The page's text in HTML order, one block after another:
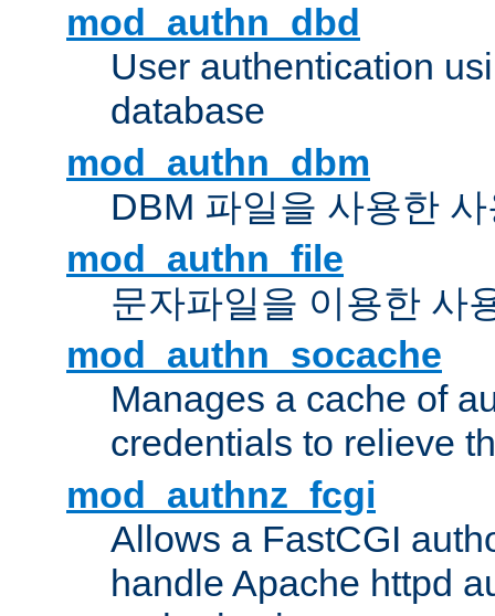
mod_authn_dbd
User authentication
database
mod_authn_dbm
DBM 파일을 사용한
mod_authn_file
문자파일을 이용한 사
mod_authn_socache
Manages a cache of
credentials to relieve
mod_authnz_fcgi
Allows a FastCGI
handle Apache httpd